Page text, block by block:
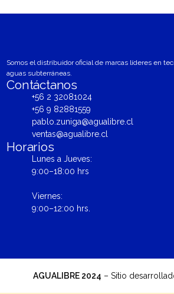
Somos el distribuidor oficial de marcas líderes en
aguas subterráneas.
Contáctanos
+56 2 32081024
+56 9 82881559
pablo.zuniga@agualibre.cl
ventas@agualibre.cl
Horarios
Lunes a Jueves:
9:00–18:00 hrs
Viernes:
9:00–12:00 hrs.
AGUALIBRE 2024 – Sitio